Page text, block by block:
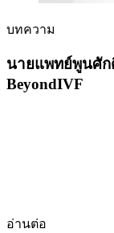
บทความ
นายแพทย์พูนศั
BeyondIVF
อ่านต่อ